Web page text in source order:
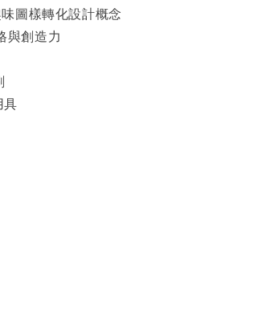
圖樣轉化設計概念
與創造力
具